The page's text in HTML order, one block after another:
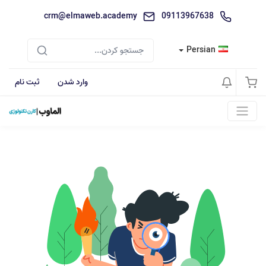
09113967638
crm@elmaweb.academy
Persian
وارد شدن ثبت نام